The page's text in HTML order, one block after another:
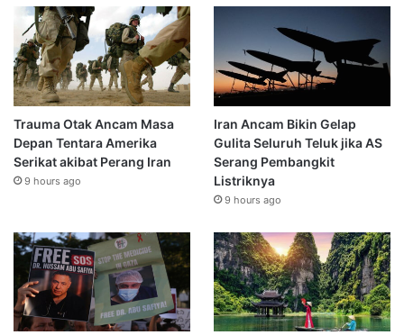
Trauma Otak Ancam Masa
Depan Tentara Amerika
Serikat akibat Perang Iran
9 hours ago
Iran Ancam Bikin Gelap
Gulita Seluruh Teluk jika AS
Serang Pembangkit
Listriknya
9 hours ago